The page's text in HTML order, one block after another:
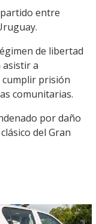
entre
de libertad
asistir a
cumplir prisión
comunitarias.
por daño
del Gran